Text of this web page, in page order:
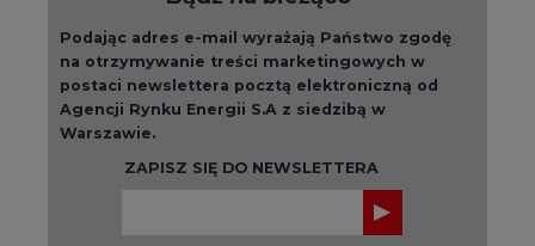
Podając adres e-mail wyrażają Państwo zgodę
na otrzymywanie treści marketingowych w
postaci newslettera pocztą elektroniczną od
Agencji Rynku Energii S.A z siedzibą w
Warszawie.
ZAPISZ SIĘ DO NEWSLETTERA